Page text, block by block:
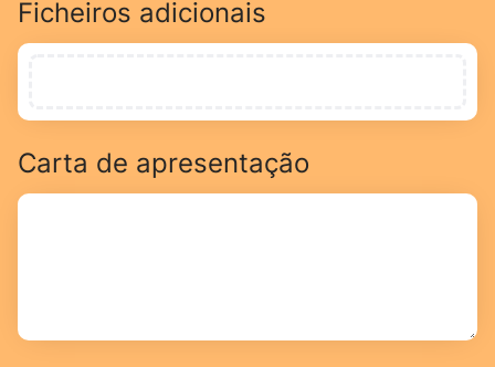
Ficheiros adicionais
Carta de apresentação